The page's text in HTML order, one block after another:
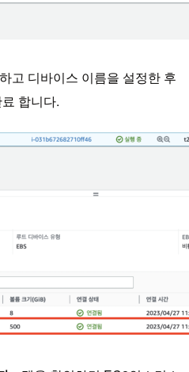
고 디바이스 이름을 설정한 후
합니다.